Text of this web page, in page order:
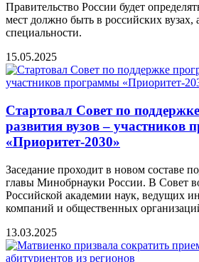
Правительство России будет
мест должно быть в российских вузах,
специальности.
15.05.2025
Стартовал Совет по
развития вузов – участников
«Приоритет-2030»
Заседание проходит в новом составе
главы Минобрнауки России. В Совет
Российской академии наук, ведущих
компаний и общественных
13.03.2025